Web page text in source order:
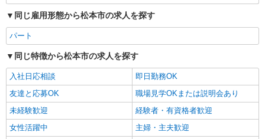
同じ雇用形態から松本市の求人を探す
パート
同じ特徴から松本市の求人を探す
入社日応相談
即日勤務OK
友達と応募OK
職場見学OKまたは説明会あり
未経験歓迎
経験者・有資格者歓迎
女性活躍中
主婦・主夫歓迎